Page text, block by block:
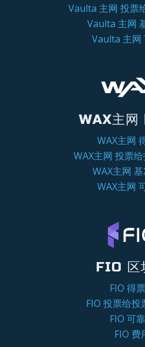
Vaulta 主网 投票
Vaulta 主网
Vaulta 主网
WAX主网
WAX主网
WAX主网 投票
WAX主网
WAX主网
FIO 区
FIO 得
FIO 投票给投
FIO 可
FIO 费